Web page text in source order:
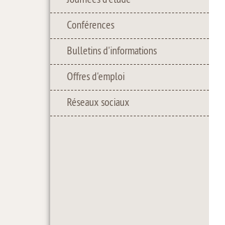
Conférences
Bulletins d'informations
Offres d'emploi
Réseaux sociaux